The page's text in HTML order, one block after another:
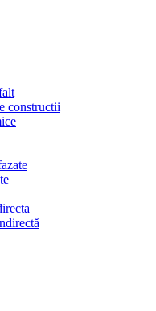
constructii